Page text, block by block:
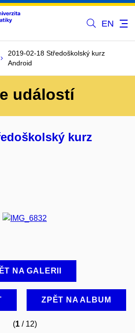
EN
2019-02-18 Středoškolský kurz
Android
událostí
kurz
NA GALERII
ZPĚT NA ALBUM
(1/ 12)